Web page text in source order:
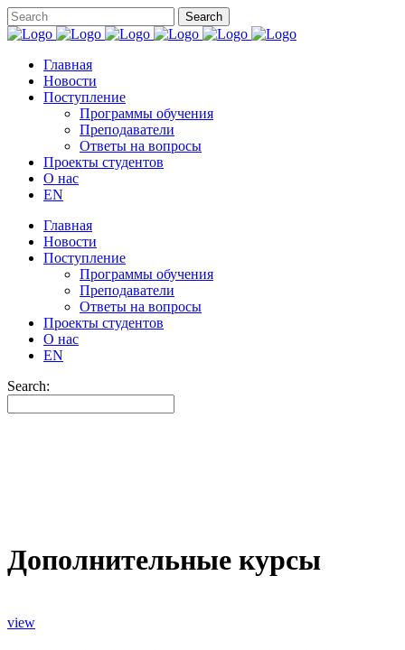
Главная
Новости
Поступление
Программы обучения
Преподаватели
Ответы на вопросы
Проекты студентов
О нас
EN
Главная
Новости
Поступление
Программы обучения
Преподаватели
Ответы на вопросы
Проекты студентов
О нас
EN
Search:
Дополнительные курсы
view